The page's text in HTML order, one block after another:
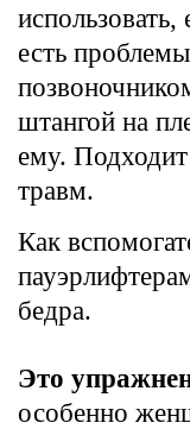
использовать,
есть
штангой на
ему. Подходит
травм.
Как
бедра.
Это
особенно